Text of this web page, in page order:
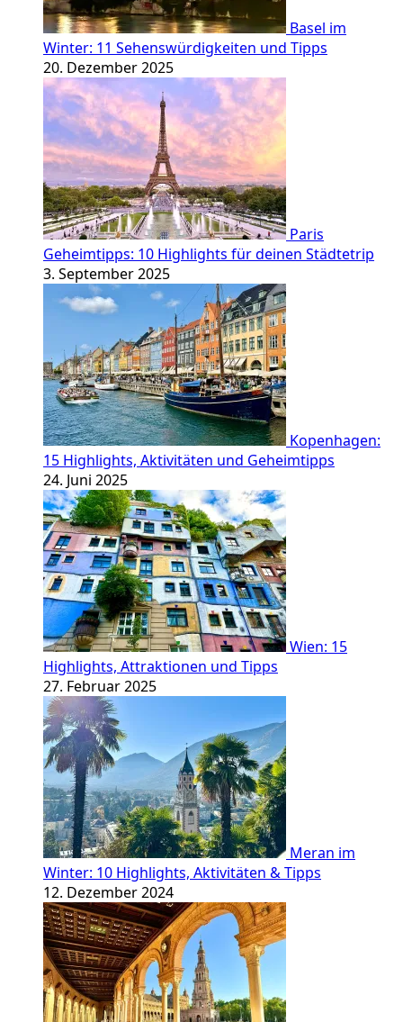
Basel im
Winter: 11 Sehenswürdigkeiten und Tipps
20. Dezember 2025
Paris
Geheimtipps: 10 Highlights für deinen Städtetrip
3. September 2025
Kopenhagen:
15 Highlights, Aktivitäten und Geheimtipps
24. Juni 2025
Wien: 15
Highlights, Attraktionen und Tipps
27. Februar 2025
Meran im
Winter: 10 Highlights, Aktivitäten & Tipps
12. Dezember 2024